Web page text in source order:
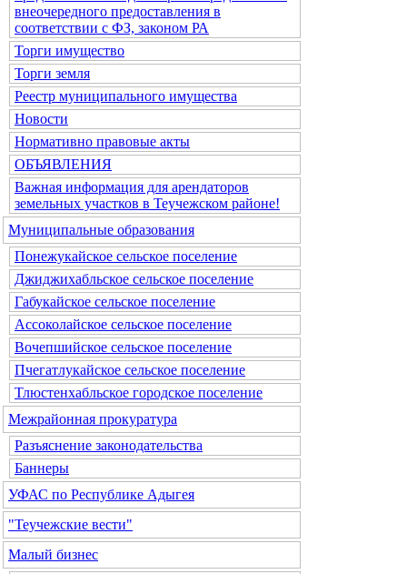
внеочередного предоставления в
соответствии с ФЗ, законом РА
Торги имущество
Торги земля
Реестр муниципального имущества
Новости
Нормативно правовые акты
ОБЪЯВЛЕНИЯ
Важная информация для арендаторов
земельных участков в Теучежском районе!
Муниципальные образования
Понежукайское сельское поселение
Джиджихабльское сельское поселение
Габукайское сельское поселение
Ассоколайское сельское поселение
Вочепшийское сельское поселение
Пчегатлукайское сельское поселение
Тлюстенхабльское городское поселение
Межрайонная прокуратура
Разъяснение законодательства
Баннеры
УФАС по Республике Адыгея
"Теучежские вести"
Малый бизнес